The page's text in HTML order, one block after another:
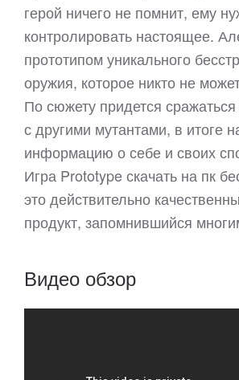
герой ничего не помнит, ему
контролировать настоящее.
прототипом уникального
оружия, которое никто не
По сюжету придется
с другими мутантами, в итоге
информацию о себе и своих
Игра Prototype скачать на пк
это действительно
продукт, запомнившийся
Видео обзор